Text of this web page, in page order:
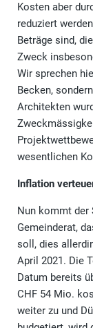
Kosten aber
reduziert
Beträge sind,
Zweck
Wir sprechen
Becken,
Architekten
wesentlichen
Inflation
Nun kommt der
Gemeinderat,
soll, dies
April 2021. Die
Datum bereits
CHF 54 Mio.
weiter zu und